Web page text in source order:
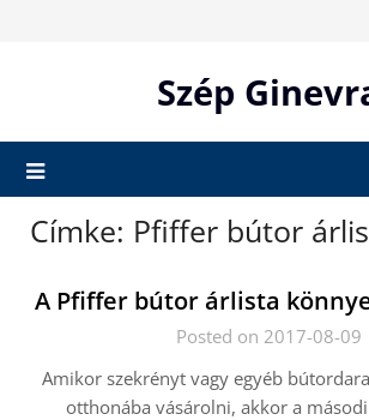
Szép
Címke: Pfiffer bútor
A Pfiffer bútor árlista
Posted on 2017-08-09
Amikor szekrényt vagy egyéb
otthonába vásárolni, akkor a